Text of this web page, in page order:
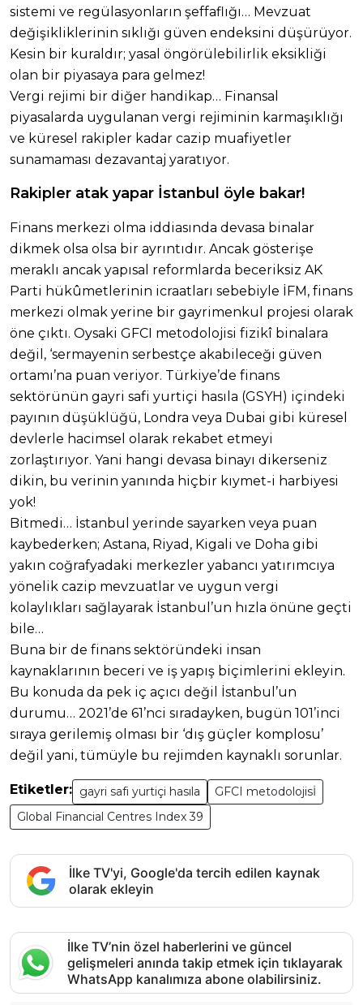
sistemi ve regülasyonların şeffaflığı… Mevzuat
değişikliklerinin sıklığı güven endeksini düşürüyor.
Kesin bir kuraldır; yasal öngörülebilirlik eksikliği
olan bir piyasaya para gelmez!
Vergi rejimi bir diğer handikap… Finansal
piyasalarda uygulanan vergi rejiminin karmaşıklığı
ve küresel rakipler kadar cazip muafiyetler
sunamaması dezavantaj yaratıyor.
Rakipler atak yapar İstanbul öyle bakar!
Finans merkezi olma iddiasında devasa binalar
dikmek olsa olsa bir ayrıntıdır. Ancak gösterişe
meraklı ancak yapısal reformlarda beceriksiz AK
Parti hükûmetlerinin icraatları sebebiyle İFM, finans
merkezi olmak yerine bir gayrimenkul projesi olarak
öne çıktı. Oysaki GFCI metodolojisi fizikî binalara
değil, ‘sermayenin serbestçe akabileceği güven
ortamı’na puan veriyor. Türkiye’de finans
sektörünün gayri safi yurtiçi hasıla (GSYH) içindeki
payının düşüklüğü, Londra veya Dubai gibi küresel
devlerle hacimsel olarak rekabet etmeyi
zorlaştırıyor. Yani hangi devasa binayı dikerseniz
dikin, bu verinin yanında hiçbir kıymet-i harbiyesi
yok!
Bitmedi… İstanbul yerinde sayarken veya puan
kaybederken; Astana, Riyad, Kigali ve Doha gibi
yakın coğrafyadaki merkezler yabancı yatırımcıya
yönelik cazip mevzuatlar ve uygun vergi
kolaylıkları sağlayarak İstanbul’un hızla önüne geçti
bile…
Buna bir de finans sektöründeki insan
kaynaklarının beceri ve iş yapış biçimlerini ekleyin.
Bu konuda da pek iç açıcı değil İstanbul’un
durumu… 2021’de 61’nci sıradayken, bugün 101’inci
sıraya gerilemiş olması bir ‘dış güçler komplosu’
değil yani, tümüyle bu rejimden kaynaklı sorunlar.
Etiketler: gayri safi yurtiçi hasıla
GFCI metodolojisİ
Global Financial Centres Index 39
İlke TV'yi, Google'da tercih edilen kaynak
olarak ekleyin
İlke TV’nin özel haberlerini ve güncel
gelişmeleri anında takip etmek için tıklayarak
WhatsApp kanalımıza abone olabilirsiniz.